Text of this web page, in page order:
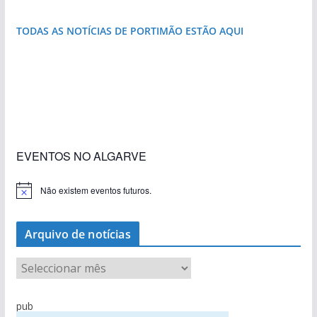
TODAS AS NOTÍCIAS DE PORTIMÃO ESTÃO AQUI
EVENTOS NO ALGARVE
Não existem eventos futuros.
Arquivo de notícias
r
q
pub